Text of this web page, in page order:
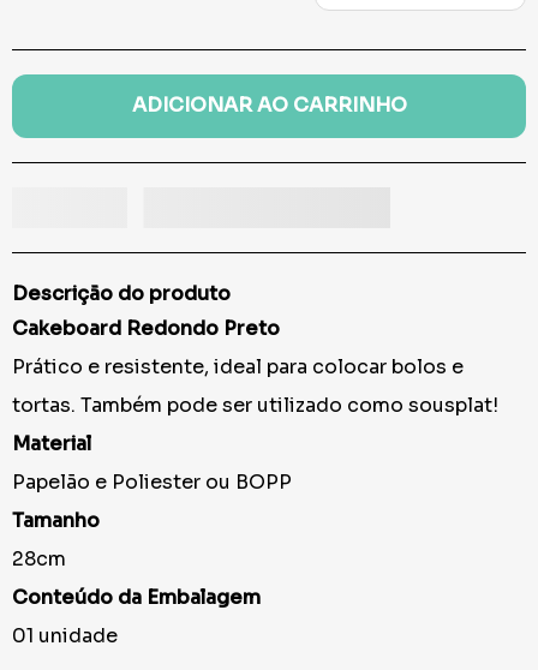
ADICIONAR AO CARRINHO
Descrição do produto
Cakeboard Redondo Preto
Prático e resistente, ideal para colocar bolos e
tortas. Também pode ser utilizado como sousplat!
Material
Papelão e Poliester ou BOPP
Tamanho
28cm
Conteúdo da Embalagem
01 unidade